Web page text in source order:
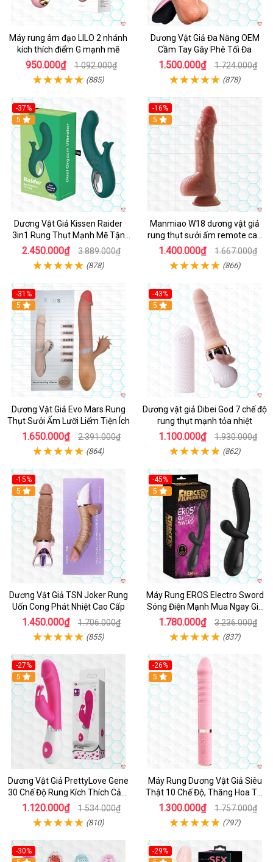
Máy rung âm đạo LILO 2 nhánh
kích thích điểm G mạnh mẽ
950.000₫ 1.092.000₫
(885)
Dương Vật Giả Đa Năng OEM
Cầm Tay Gây Phê Tối Đa
1.500.000₫ 1.724.000₫
(878)
-37%
Hot
5
Dương Vật Giả Kissen Raider
3in1 Rung Thụt Mạnh Mẽ Tận
Hưởng
2.450.000₫ 3.889.000₫
(878)
-16%
Hot
5
Manmiao W18 dương vật giả
rung thụt sưởi ấm remote cao
cấp
1.400.000₫ 1.667.000₫
(866)
-31%
5
Dương Vật Giả Evo Mars Rung
Thụt Sưởi Ấm Lưỡi Liếm Tiện Ích
1.650.000₫ 2.391.000₫
(864)
-43%
Hot
5
Dương vật giả Dibei God 7 chế độ
rung thụt mạnh tỏa nhiệt
1.100.000₫ 1.930.000₫
(862)
-15%
5
Dương Vật Giả TSN Joker Rung
Uốn Cong Phát Nhiệt Cao Cấp
1.450.000₫ 1.706.000₫
(855)
-45%
5
Máy Rung EROS Electro Sword
Sóng Điện Mạnh Mua Ngay Giá
Tốt
1.780.000₫ 3.236.000₫
(837)
-27%
Hot
5
Dương Vật Giả PrettyLove Gene
30 Chế Độ Rung Kích Thích Cảm
Biến Âm Thanh
1.120.000₫ 1.534.000₫
(810)
-26%
Hot
5
Máy Rung Dương Vật Giả Siêu
Thật 10 Chế Độ, Thăng Hoa Tối
Ưu
1.300.000₫ 1.757.000₫
(797)
-30%
-29%